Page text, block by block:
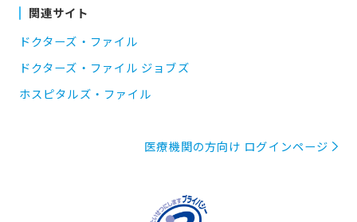
関連サイト
ドクターズ・ファイル
ドクターズ・ファイル ジョブズ
ホスピタルズ・ファイル
医療機関の方向け ログインページ